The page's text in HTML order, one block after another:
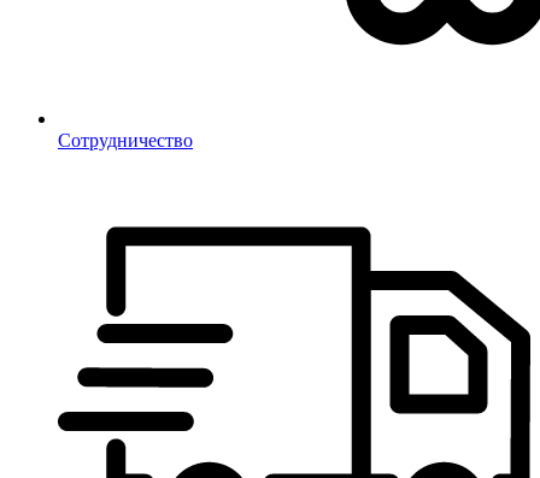
Сотрудничество